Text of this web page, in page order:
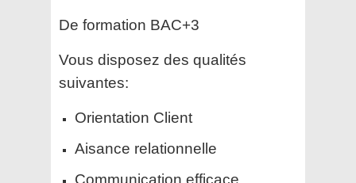
De formation BAC+3
Vous disposez des qualités
suivantes:
Orientation Client
Aisance relationnelle